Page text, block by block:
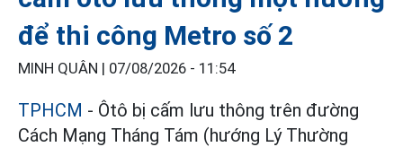
để thi công Metro số 2
MINH QUÂN | 07/08/2026 - 11:54
TPHCM - Ôtô bị cấm lưu thông trên đường
Cách Mạng Tháng Tám (hướng Lý Thường